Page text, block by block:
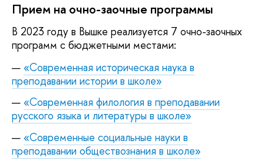
Прием на очно-заочные программы
В 2023 году в Вышке реализуется 7 очно-заочных
программ с бюджетными местами:
«Современная историческая наука в
преподавании истории в школе»
«Современная филология в преподавании
русского языка и литературы в школе»
«Современные социальные науки в
преподавании обществознания в школе»